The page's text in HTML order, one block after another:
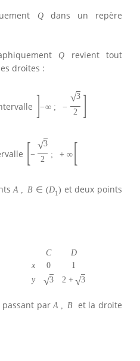
Qdans un repère
Q
revient tout
droites :
]−∞ ; −
√3
2 ]
[−
√3
2
; + ∞ [
A , B ∈ (D1) et deux points
C
D
x
0
1
y
√3 2 + √3
passant parA , B et la droite